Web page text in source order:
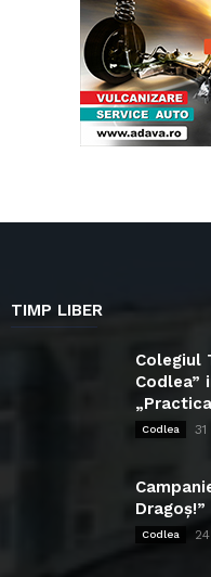
TIMP LIBER
Colegiul
Codlea”
Codlea
Dragoș!”
Codlea